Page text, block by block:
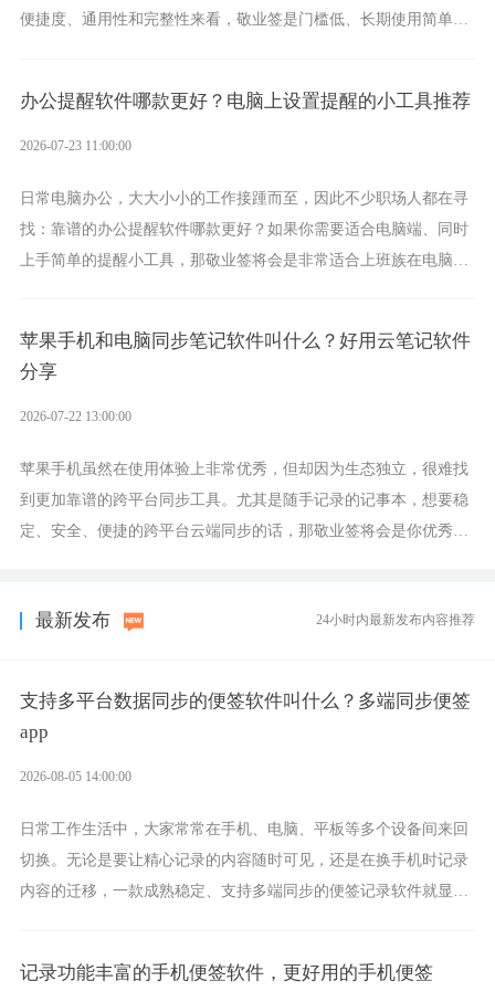
便捷度、通用性和完整性来看，敬业签是门槛低、长期使用简单的
办公提醒软件哪款更好？电脑上设置提醒的小工具推荐
2026-07-23 11:00:00
日常电脑办公，大大小小的工作接踵而至，因此不少职场人都在寻
找：靠谱的办公提醒软件哪款更好？如果你需要适合电脑端、同时
上手简单的提醒小工具，那敬业签将会是非常适合上班族在电脑上
苹果手机和电脑同步笔记软件叫什么？好用云笔记软件
分享
2026-07-22 13:00:00
苹果手机虽然在使用体验上非常优秀，但却因为生态独立，很难找
到更加靠谱的跨平台同步工具。尤其是随手记录的记事本，想要稳
定、安全、便捷的跨平台云端同步的话，那敬业签将会是你优秀的
最新发布 24小时内最新发布内容推荐
支持多平台数据同步的便签软件叫什么？多端同步便签
app
2026-08-05 14:00:00
日常工作生活中，大家常常在手机、电脑、平板等多个设备间来回
切换。无论是要让精心记录的内容随时可见，还是在换手机时记录
内容的迁移，一款成熟稳定、支持多端同步的便签记录软件就显得
记录功能丰富的手机便签软件，更好用的手机便签